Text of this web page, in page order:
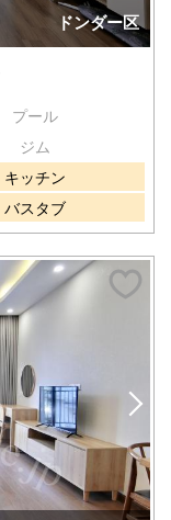
ドンダー区
プール
ジム
キッチン
バスタブ